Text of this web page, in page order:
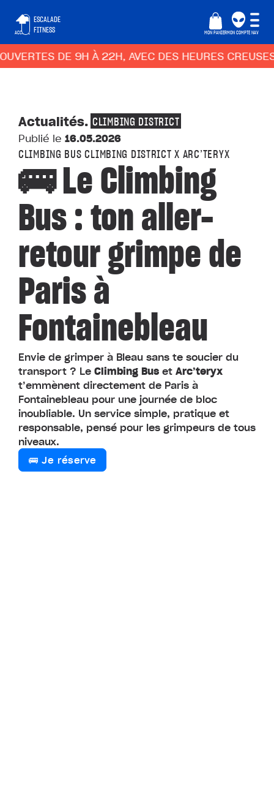
ACCUEIL
ESCALADE
FITNESS
MON PANIERMON COMPTE NAV
À 22H, AVEC DES HEURES CREUSES ADAPTÉES
Actualités. CLIMBING DISTRICT
Publié le 16.05.2026
CLIMBING BUS CLIMBING DISTRICT X ARC’TERYX
🚌 Le Climbing
Bus : ton aller-
retour grimpe de
Paris à
Fontainebleau
Envie de grimper à Bleau sans te soucier du
transport ? Le Climbing Bus et Arc’teryx
t’emmènent directement de Paris à
Fontainebleau pour une journée de bloc
inoubliable. Un service simple, pratique et
responsable, pensé pour les grimpeurs de tous
niveaux.
🚌 Je réserve